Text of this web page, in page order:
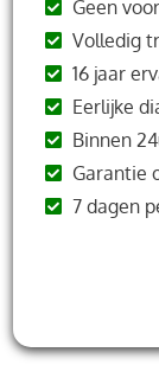
Geen
Volledig
16 jaar
Eerlijke
Binnen
Garantie
7 dagen